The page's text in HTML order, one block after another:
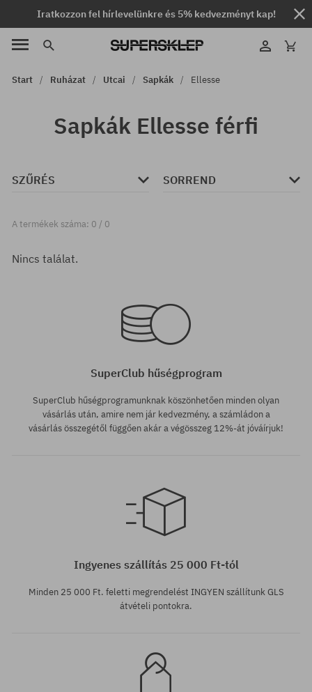
Iratkozzon fel hírlevelünkre és 5% kedvezményt kap!
Start Ruházat Utcai Sapkák Ellesse
Sapkák Ellesse férfi
SZŰRÉS SORREND
A termékek száma: 0 / 0
Nincs találat.
SuperClub hűségprogram
SuperClub hűségprogramunknak köszönhetően minden olyan
vásárlás után, amire nem jár kedvezmény, a számládon a
vásárlás összegétől függően akár a végösszeg 12%-át jóváírjuk!
Ingyenes szállítás 25 000 Ft-tól
Minden 25 000 Ft. feletti megrendelést INGYEN szállítunk GLS
átvételi pontokra.